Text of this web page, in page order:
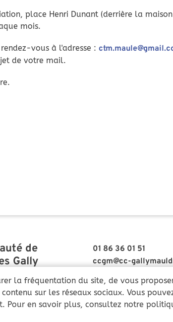
place Henri Dunant (derrière la
mois.
vous à l'adresse :
de votre mail.
de
Gally
01 86 36 01 51
ccgm@cc-
la fréquentation du site, de vous
sur les réseaux sociaux. Vous
Pour en savoir plus, consultez notre